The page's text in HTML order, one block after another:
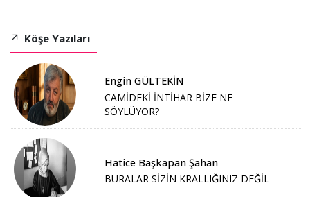
Köşe Yazıları
Engin GÜLTEKİN
CAMİDEKİ İNTİHAR BİZE NE
SÖYLÜYOR?
Hatice Başkapan Şahan
BURALAR SİZİN KRALLIĞINIZ DEĞİL